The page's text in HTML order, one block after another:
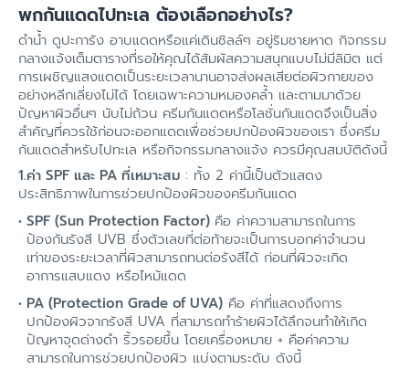
พกกันแดดไปทะเล ต้องเลือกอย่างไร?
ดำน้ำ ดูปะการัง อาบแดดหรือแค่เดินชิลล์ๆ อยู่ริมชายหาด กิจกรรม
กลางแจ้งเต็มตารางที่รอให้คุณได้สัมผัสความสนุกแบบไม่มีลิมิต แต่
การเผชิญแสงแดดเป็นระยะเวลานานอาจส่งผลเสียต่อผิวกายของ
อย่างหลีกเลี่ยงไม่ได้ โดยเฉพาะความหมองคล้ำ และตามมาด้วย
ปัญหาผิวอื่นๆ นับไม่ถ้วน ครีมกันแดดหรือโลชั่นกันแดดจึงเป็นสิ่ง
สำคัญที่ควรใช้ก่อนจะออกแดดเพื่อช่วยปกป้องผิวของเรา ซึ่งครีม
กันแดดสำหรับไปทะเล หรือกิจกรรมกลางแจ้ง ควรมีคุณสมบัติดังนี้
1.ค่า SPF และ PA ที่เหมาะสม : ทั้ง 2 ค่านี้เป็นตัวแสดง
ประสิทธิภาพในการช่วยปกป้องผิวของครีมกันแดด
SPF (Sun Protection Factor) คือ ค่าความสามารถในการ
ป้องกันรังสี UVB ซึ่งตัวเลขที่ต่อท้ายจะเป็นการบอกค่าจำนวน
เท่าของระยะเวลาที่ผิวสามารถทนต่อรังสีได้ ก่อนที่ผิวจะเกิด
อาการแสบแดง หรือไหม้แดด
PA (Protection Grade of UVA) คือ ค่าที่แสดงถึงการ
ปกป้องผิวจากรังสี UVA ที่สามารถทำร้ายผิวได้ลึกจนทำให้เกิด
ปัญหาจุดด่างดำ ริ้วรอยขึ้น โดยเครื่องหมาย + คือค่าความ
สามารถในการช่วยปกป้องผิว แบ่งตามระดับ ดังนี้